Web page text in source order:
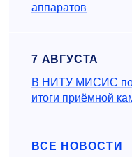
аппаратов
7 АВГУСТА
В НИТУ МИСИС
итоги приёмной
ВСЕ НОВОСТИ